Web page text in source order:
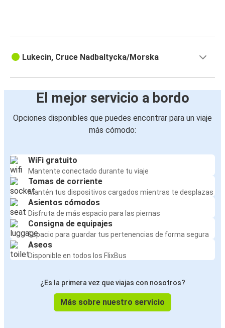
Lukecin, Cruce Nadbaltycka/Morska
El mejor servicio a bordo
Opciones disponibles que puedes encontrar para un viaje
más cómodo:
WiFi gratuito
Mantente conectado durante tu viaje
Tomas de corriente
Mantén tus dispositivos cargados mientras te desplazas
Asientos cómodos
Disfruta de más espacio para las piernas
Consigna de equipajes
Espacio para guardar tus pertenencias de forma segura
Aseos
Disponible en todos los FlixBus
¿Es la primera vez que viajas con nosotros?
Más sobre nuestro servicio